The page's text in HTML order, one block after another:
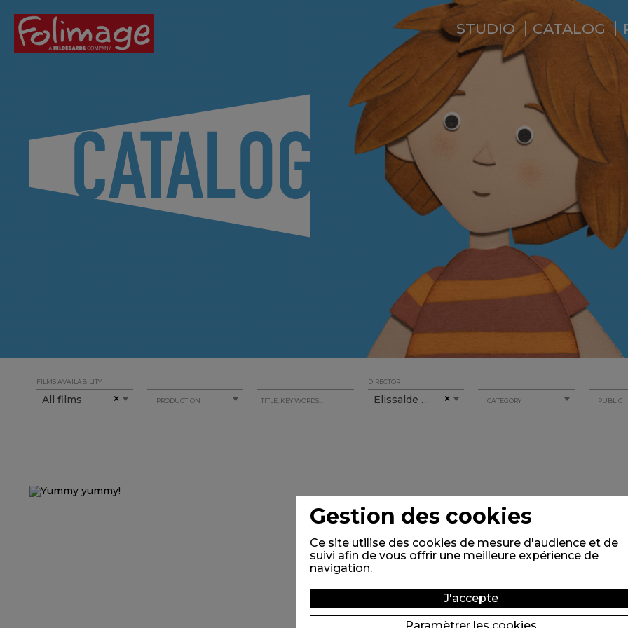
STUDIO
WHO ARE WE ?
NEWS
RESIDENCE
BACKSTAGE
CATALOG
FILMS AVAILABILITY
×
All films PRODUCTION
DIRECTOR
×
Elissalde Serge CATEGORY PUBLIC
Gestion des cookies
Ce site utilise des cookies de mesure d'audience et de
suivi afin de vous offrir une meilleure expérience de
navigation.
J'accepte
Paramètrer les cookies